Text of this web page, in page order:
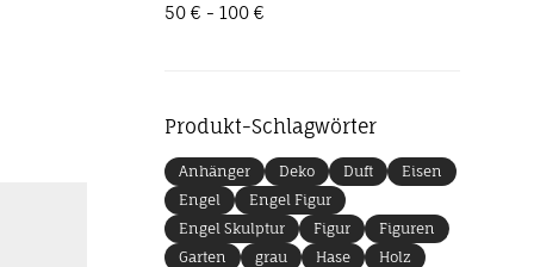
50 € - 100 €
Produkt-Schlagwörter
Anhänger Deko Duft
Eisen
Engel
Engel Figur
Engel Skulptur
Figur
Figuren
Garten
grau Hase
Holz